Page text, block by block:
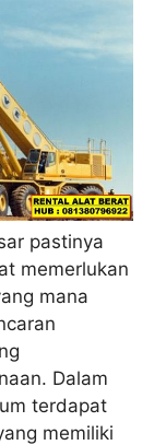
pastinya
memerlukan
mana
Dalam
terdapat
memiliki